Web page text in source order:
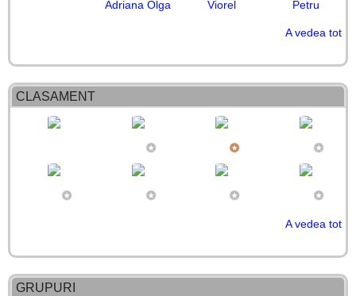
Adriana Olga
Viorel
Petru
ORMAN
PANTILIE
Sperling Mirabela Cristina Cri
Cazan
Camelia
Mihai Enache
CARACAS
MIRCEA
Mihai Katin
Victor Bivolu
Sorin
Bălășcău
Ana-Codruta
Ursu
Danila
Romica
Ion Petcu
Teodora
Stoica-Ti:
A vedea tot
CLASAMENT
A vedea tot
GRUPURI